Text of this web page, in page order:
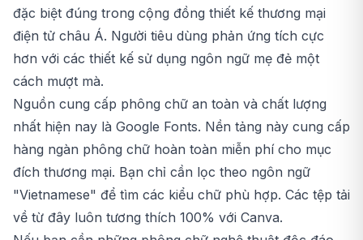
đặc biệt đúng trong cộng đồng thiết kế thương mại
điện tử châu Á. Người tiêu dùng phản ứng tích cực
hơn với các thiết kế sử dụng ngôn ngữ mẹ đẻ một
cách mượt mà.
Nguồn cung cấp phông chữ an toàn và chất lượng
nhất hiện nay là Google Fonts. Nền tảng này cung cấp
hàng ngàn phông chữ hoàn toàn miễn phí cho mục
đích thương mại. Bạn chỉ cần lọc theo ngôn ngữ
"Vietnamese" để tìm các kiểu chữ phù hợp. Các tệp tải
về từ đây luôn tương thích 100% với Canva.